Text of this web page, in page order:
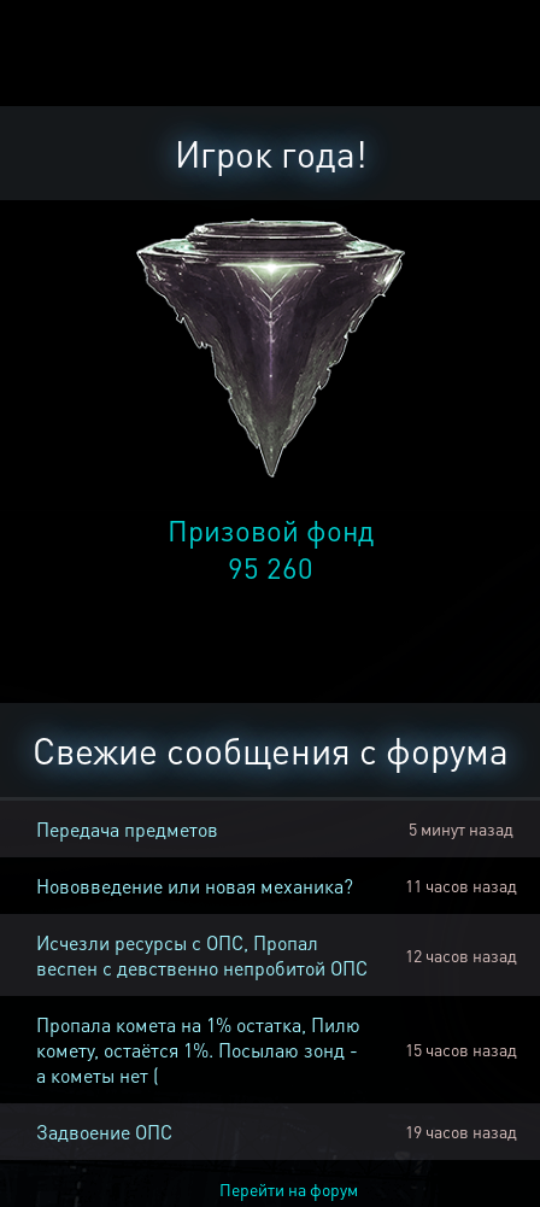
Игрок года!
Призовой фонд
95 260
Свежие сообщения с форума
Передача предметов 5 минут назад
Нововведение или новая механика? 11 часов назад
Исчезли ресурсы с ОПС, Пропал
веспен с девственно непробитой ОПС
12 часов назад
Пропала комета на 1% остатка, Пилю
комету, остаётся 1%. Посылаю зонд -
а кометы нет (
15 часов назад
Задвоение ОПС 19 часов назад
Перейти на форум